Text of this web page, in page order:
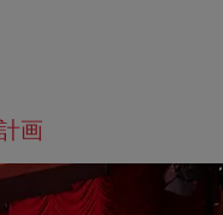
画
す 検索する